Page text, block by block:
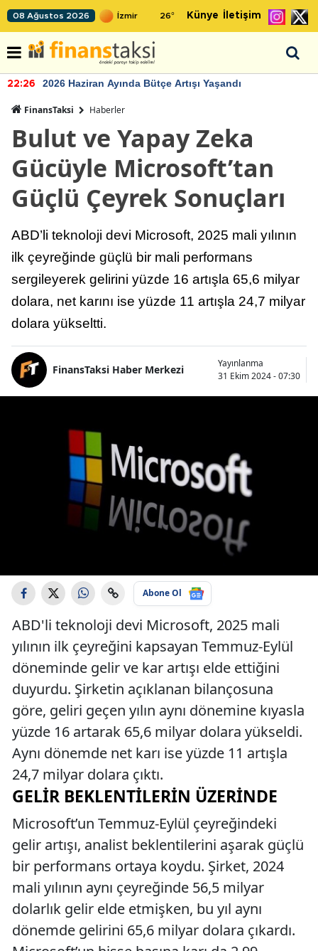
08 Ağustos 2026 26° Künye İletişim
22:26 2026 Haziran Ayında Bütçe Artışı Yaşandı
FinansTaksi Haberler
Bulut ve Yapay Zeka
Gücüyle Microsoft’tan
Güçlü Çeyrek Sonuçları
ABD’li teknoloji devi Microsoft, 2025 mali yılının
ilk çeyreğinde güçlü bir mali performans
sergileyerek gelirini yüzde 16 artışla 65,6 milyar
dolara, net karını ise yüzde 11 artışla 24,7 milyar
dolara yükseltti.
FinansTaksi Haber Merkezi
Yayınlanma
31 Ekim 2024 - 07:30
Abone Ol
ABD'li teknoloji devi Microsoft, 2025 mali
yılının ilk çeyreğini kapsayan Temmuz-Eylül
döneminde gelir ve kar artışı elde ettiğini
duyurdu. Şirketin açıklanan bilançosuna
göre, geliri geçen yılın aynı dönemine kıyasla
yüzde 16 artarak 65,6 milyar dolara yükseldi.
Aynı dönemde net karı ise yüzde 11 artışla
24,7 milyar dolara çıktı.
GELIR BEKLENTILERIN ÜZERINDE
Microsoft’un Temmuz-Eylül çeyreğindeki
gelir artışı, analist beklentilerini aşarak güçlü
bir performans ortaya koydu. Şirket, 2024
mali yılının aynı çeyreğinde 56,5 milyar
dolarlık gelir elde etmişken, bu yıl aynı
dönemde gelirini 65,6 milyar dolara çıkardı.